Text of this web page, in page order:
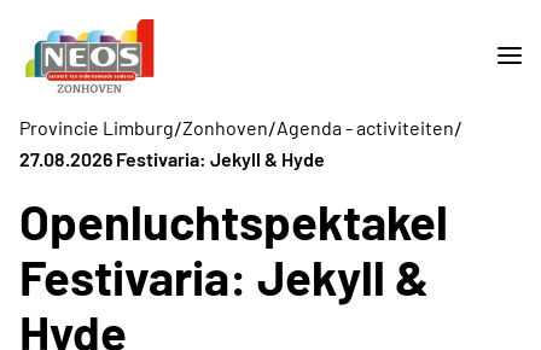
Provincie Limburg/Zonhoven/Agenda - activiteiten/
27.08.2026 Festivaria: Jekyll & Hyde
Openluchtspektakel
Festivaria: Jekyll &
Hyde